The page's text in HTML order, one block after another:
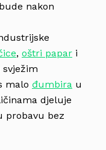
nakon
, oštri papar i
malo đumbira u
djeluje
probavu bez